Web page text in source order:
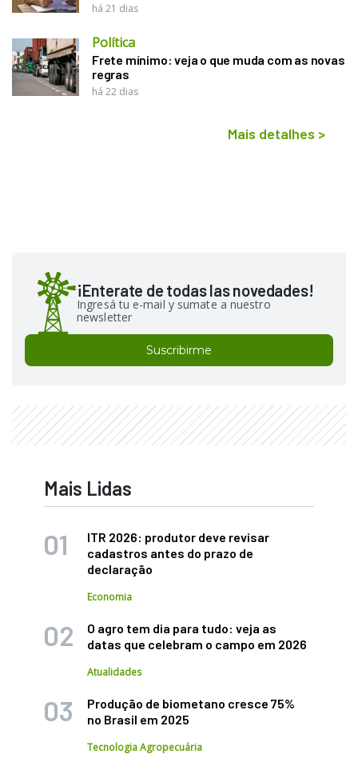
há 21 dias
Política
Frete mínimo: veja o que muda com as novas
regras
há 22 dias
Mais detalhes >
¡Enterate de todas las novedades!
Ingresá tu e-mail y sumate a nuestro
newsletter
Suscribirme
Mais Lidas
ITR 2026: produtor deve revisar
cadastros antes do prazo de
declaração
Economia
O agro tem dia para tudo: veja as
datas que celebram o campo em 2026
Atualidades
Produção de biometano cresce 75%
no Brasil em 2025
Tecnologia Agropecuária